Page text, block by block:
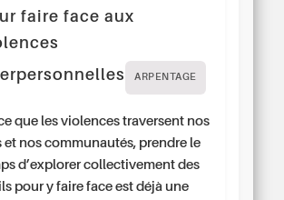
faire face aux
ARPENTAGE
que les violences traversent nos
et nos communautés, prendre le
d’explorer collectivement des
pour y faire face est déjà une